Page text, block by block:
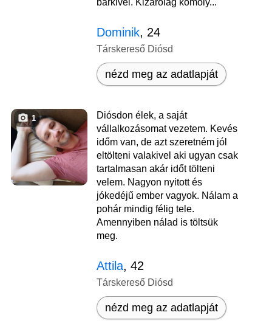
bárkivel. Kizárólag komoly...
Dominik, 24
Társkereső Diósd
nézd meg az adatlapját
1
Diósdon élek, a saját
vállalkozásomat vezetem. Kevés
időm van, de azt szeretném jól
eltölteni valakivel aki ugyan csak
tartalmasan akár időt tölteni
velem. Nagyon nyitott és
jókedéjű ember vagyok. Nálam a
pohár mindig félig tele.
Amennyiben nálad is töltsük
meg.
Attila, 42
Társkereső Diósd
nézd meg az adatlapját